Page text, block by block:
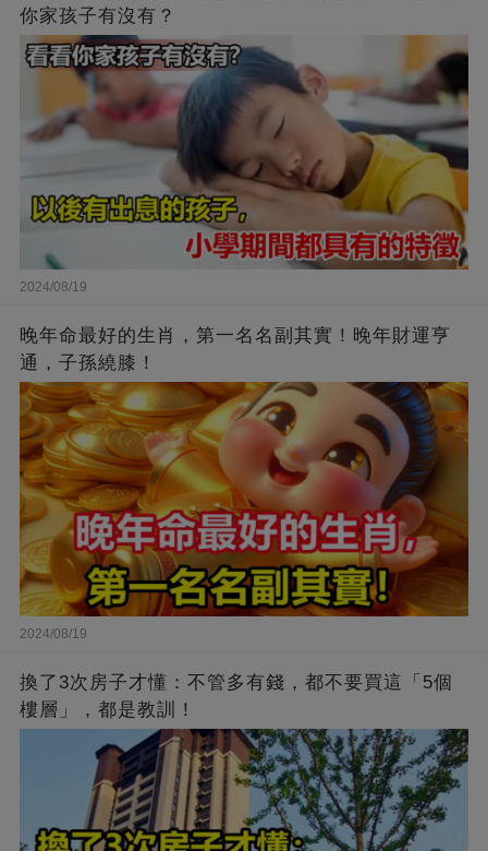
你家孩子有沒有？
2024/08/19
晚年命最好的生肖，第一名名副其實！晚年財運亨
通，子孫繞膝！
2024/08/19
換了3次房子才懂：不管多有錢，都不要買這「5個
樓層」，都是教訓！